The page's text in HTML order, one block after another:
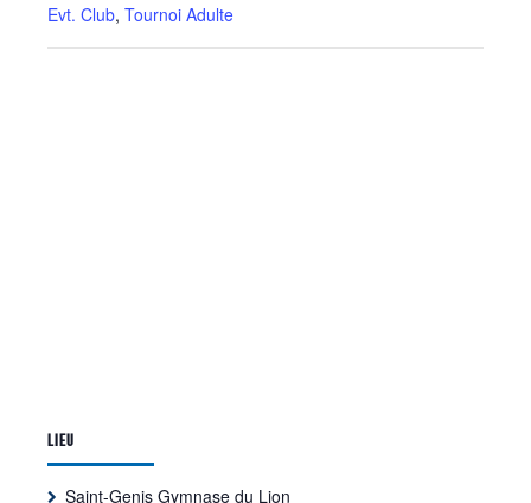
Evt. Club, Tournoi Adulte
LIEU
Saint-Genis Gymnase du Lion